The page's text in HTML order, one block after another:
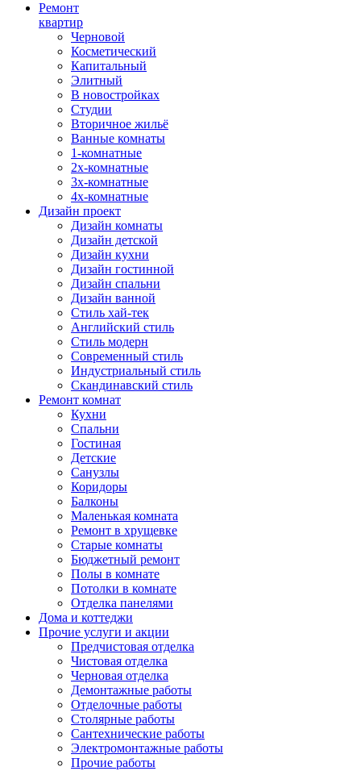
Ремонт
квартир
Черновой
Косметический
Капитальный
Элитный
В новостройках
Студии
Вторичное жильё
Ванные комнаты
1-комнатные
2х-комнатные
3х-комнатные
4х-комнатные
Дизайн проект
Дизайн комнаты
Дизайн детской
Дизайн кухни
Дизайн гостинной
Дизайн спальни
Дизайн ванной
Стиль хай-тек
Английский стиль
Стиль модерн
Современный стиль
Индустриальный стиль
Скандинавский стиль
Ремонт комнат
Кухни
Спальни
Гостиная
Детские
Санузлы
Коридоры
Балконы
Маленькая комната
Ремонт в хрущевке
Старые комнаты
Бюджетный ремонт
Полы в комнате
Потолки в комнате
Отделка панелями
Дома и коттеджи
Прочие услуги и акции
Предчистовая отделка
Чистовая отделка
Черновая отделка
Демонтажные работы
Отделочные работы
Столярные работы
Сантехнические работы
Электромонтажные работы
Прочие работы